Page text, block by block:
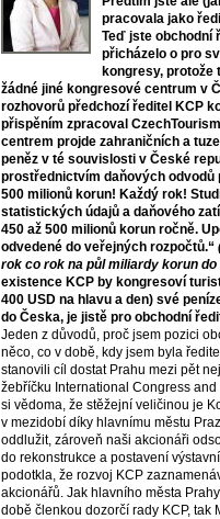
pracovala jako
Teď jste obchodní
přicházelo o pro
kongresy, protože
žádné jiné kongresové centrum v
rozhovorů předchozí ředitel KCP
přispěním zpracoval
centrem projde zahraničních a
peněz v té souvislosti v České
prostřednictvím daňových odvodů
500 milionů korun! Každý rok!
statistických údajů a daňového
450 až 500 milionů korun ročně.
odvedené do veřejných rozpočtů.“
rok co rok na půl miliardy korun
existence KCP by kongresoví
400 USD na hlavu a den) své
do Česka, je jistě pro obchodní
Jeden z důvodů, proč jsem pozici
něco, co v době, kdy jsem byla
stanovili cíl dostat Prahu mezi pět
žebříčku International Congress
si vědoma, že stěžejní veličinou je
v mezidobí díky hlavnímu městu
oddlužit, zároveň naši akcionáři
do rekonstrukce a postavení
podotkla, že rozvoj KCP
akcionářů. Jak hlavního města
době členkou dozorčí rady KCP, tak